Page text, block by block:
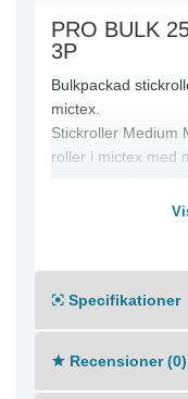
PRO BULK
3P
Bulkpackad
mictex.
Stickroller Medium
roller i mictex med
Mäster Diamond
slår det mesta!
Specifikationer
Recensioner (0)